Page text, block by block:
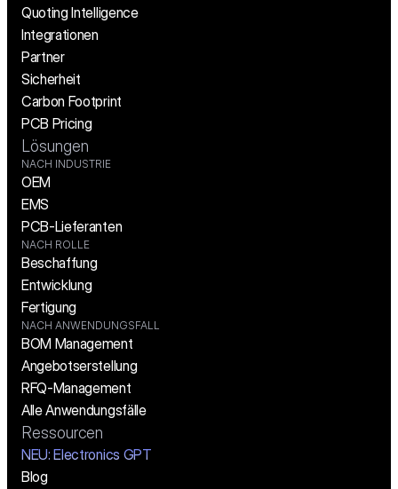
Quoting Intelligence
Integrationen
Partner
Sicherheit
Carbon Footprint
PCB Pricing
Lösungen
NACH INDUSTRIE
OEM
EMS
PCB-Lieferanten
NACH ROLLE
Beschaffung
Entwicklung
Fertigung
NACH ANWENDUNGSFALL
BOM Management
Angebotserstellung
RFQ-Management
Alle Anwendungsfälle
Ressourcen
NEU: Electronics GPT
Blog